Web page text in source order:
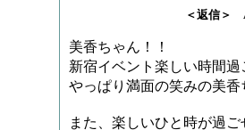
＜返信＞
美香ちゃん！！
新宿イベント楽しい時間
やっぱり満面の笑みの美
また、楽しいひと時が過